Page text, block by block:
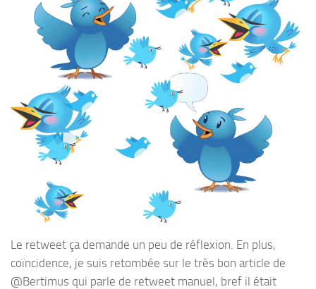
Le retweet ça demande un peu de réflexion. En plus,
coïncidence, je suis retombée sur le très bon article de
@Bertimus qui parle de retweet manuel, bref il était